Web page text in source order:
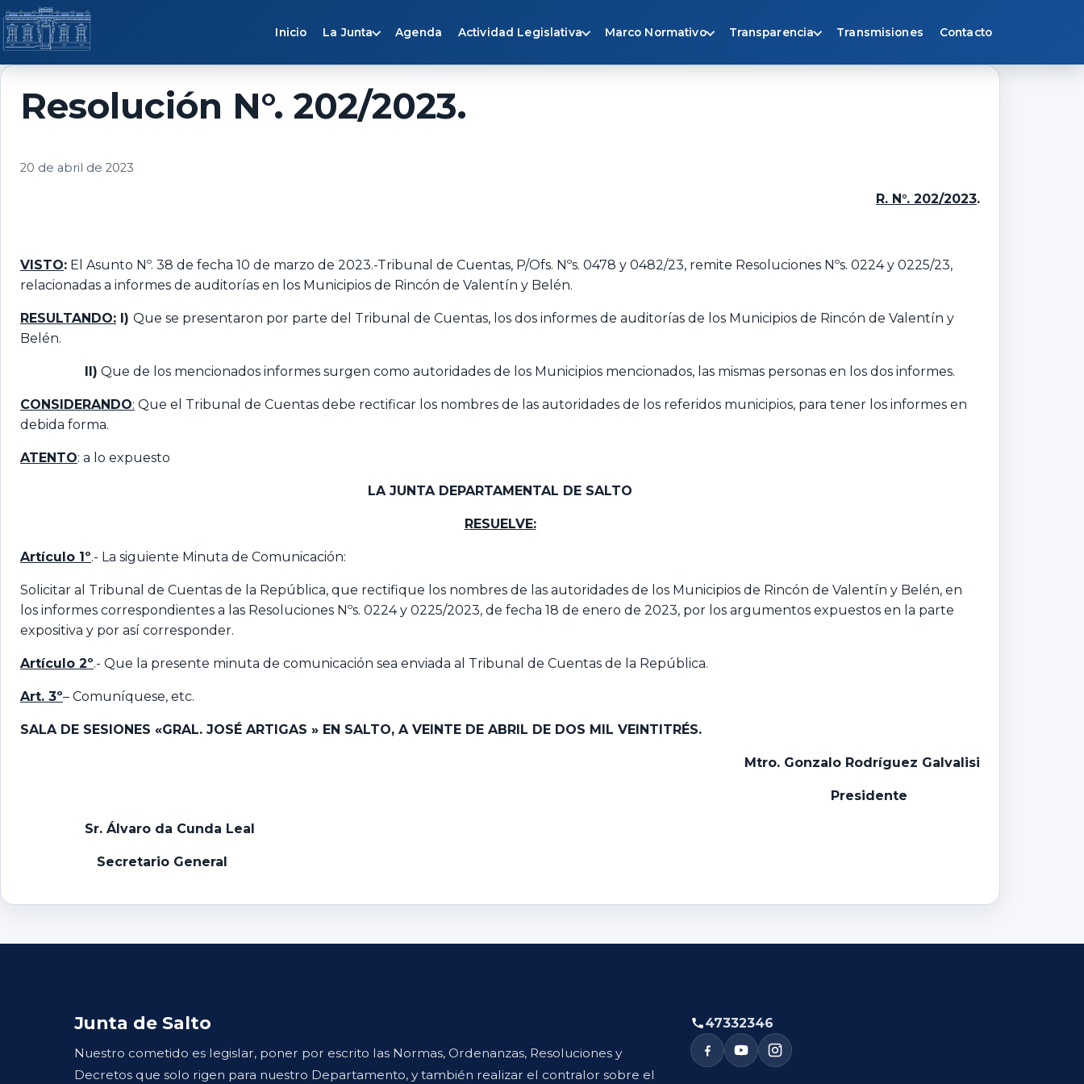
Saltar al contenido
Inicio La Junta Agenda Actividad Legislativa Marco Normativo Transparencia Transmisiones Contacto
Resolución N°. 202/2023.
20 de abril de 2023
R. N°. 202/2023.
VISTO: El Asunto Nº. 38 de fecha 10 de marzo de 2023.-Tribunal de Cuentas, P/Ofs. Nºs. 0478 y 0482/23, remite Resoluciones Nºs. 0224 y 0225/23,
relacionadas a informes de auditorías en los Municipios de Rincón de Valentín y Belén.
RESULTANDO: I) Que se presentaron por parte del Tribunal de Cuentas, los dos informes de auditorías de los Municipios de Rincón de Valentín y
Belén.
II) Que de los mencionados informes surgen como autoridades de los Municipios mencionados, las mismas personas en los dos informes.
CONSIDERANDO: Que el Tribunal de Cuentas debe rectificar los nombres de las autoridades de los referidos municipios, para tener los informes en
debida forma.
ATENTO: a lo expuesto
LA JUNTA DEPARTAMENTAL DE SALTO
RESUELVE:
Artículo 1º.- La siguiente Minuta de Comunicación:
Solicitar al Tribunal de Cuentas de la República, que rectifique los nombres de las autoridades de los Municipios de Rincón de Valentín y Belén, en
los informes correspondientes a las Resoluciones Nºs. 0224 y 0225/2023, de fecha 18 de enero de 2023, por los argumentos expuestos en la parte
expositiva y por así corresponder.
Artículo 2º.- Que la presente minuta de comunicación sea enviada al Tribunal de Cuentas de la República.
Art. 3º– Comuníquese, etc.
SALA DE SESIONES «GRAL. JOSÉ ARTIGAS » EN SALTO, A VEINTE DE ABRIL DE DOS MIL VEINTITRÉS.
Mtro. Gonzalo Rodríguez Galvalisi
Presidente
Sr. Álvaro da Cunda Leal
Secretario General
Junta de Salto
Nuestro cometido es legislar, poner por escrito las Normas, Ordenanzas, Resoluciones y
Decretos que solo rigen para nuestro Departamento, y también realizar el contralor sobre el
47332346